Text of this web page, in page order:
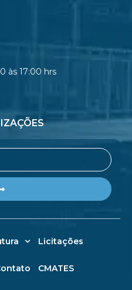
às 17:00 hrs
Licitações
CMATES